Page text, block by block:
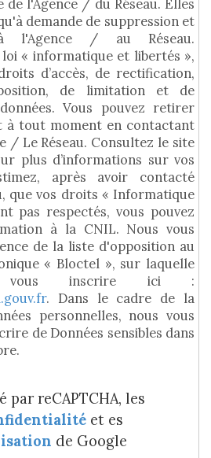
l'Agence / du Réseau. Elles
demande de suppression et
l'Agence / au Réseau.
« informatique et libertés »,
d’accès, de rectification,
de limitation et de
Vous pouvez retirer
à tout moment en contactant
/ Le Réseau. Consultez le site
plus d’informations sur vos
après avoir contacté
que vos droits « Informatique
pas respectés, vous pouvez
à la CNIL. Nous vous
de la liste d'opposition au
« Bloctel », sur laquelle
vous inscrire ici :
. Dans le cadre de la
personnelles, nous vous
de Données sensibles dans
par reCAPTCHA, les
et es
de Google